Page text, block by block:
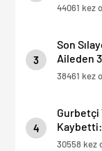
44061 kez
3
Son
Aileden
38461 kez
4
Gurbetçi
Kaybetti:
30558 kez